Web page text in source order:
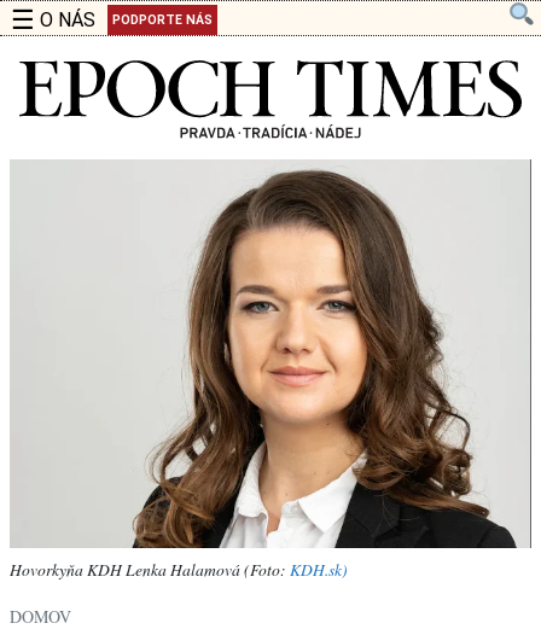
☰ O NÁS PODPORTE NÁS
Hovorkyňa KDH Lenka Halamová (Foto: KDH.sk)
DOMOV